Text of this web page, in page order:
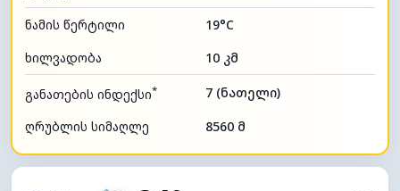
ნამის წერტილი
19°C
ხილვადობა
10 კმ
განათების ინდექსი* 7 (ნათელი)
ღრუბლის სიმაღლე 8560 მ